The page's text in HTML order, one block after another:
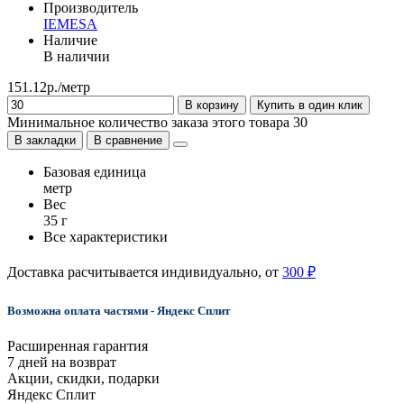
Производитель
IEMESA
Наличие
В наличии
151.12р./метр
В корзину Купить в один клик
Минимальное количество заказа этого товара 30
В закладки В сравнение
Базовая единица
метр
Вес
35 г
Все характеристики
Доставка расчитывается индивидуально, от 300 ₽
Возможна оплата частями - Яндекс Сплит
Расширенная гарантия
7 дней на возврат
Акции, скидки, подарки
Яндекс Сплит